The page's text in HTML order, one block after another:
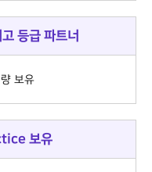
등급 파트너
보유
보유